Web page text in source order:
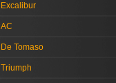
Excalibur
AC
De Tomaso
Triumph